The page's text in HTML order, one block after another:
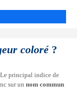
coloré?
principal indice de
sur un nom commun